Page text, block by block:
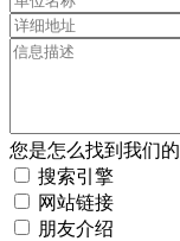
您是怎么找到我们的
搜索引擎
网站链接
朋友介绍